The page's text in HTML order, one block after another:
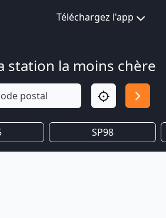
Téléchargez l'app
station la moins chère
SP98